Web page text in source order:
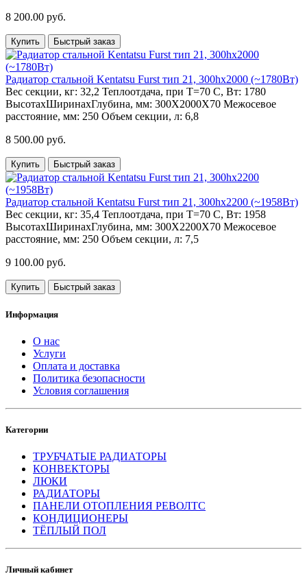
8 200.00 руб.
Купить Быстрый заказ
Радиатор стальной Kentatsu Furst тип 21, 300hх2000 (~1780Вт)
Вес секции, кг: 32,2 Теплоотдача, при Т=70 С, Вт: 1780
ВысотахШиринахГлубина, мм: 300Х2000Х70 Межосевое
расстояние, мм: 250 Объем секции, л: 6,8
8 500.00 руб.
Купить Быстрый заказ
Радиатор стальной Kentatsu Furst тип 21, 300hх2200 (~1958Вт)
Вес секции, кг: 35,4 Теплоотдача, при Т=70 С, Вт: 1958
ВысотахШиринахГлубина, мм: 300Х2200Х70 Межосевое
расстояние, мм: 250 Объем секции, л: 7,5
9 100.00 руб.
Купить Быстрый заказ
Информация
О нас
Услуги
Оплата и доставка
Политика безопасности
Условия соглашения
Категории
ТРУБЧАТЫЕ РАДИАТОРЫ
КОНВЕКТОРЫ
ЛЮКИ
РАДИАТОРЫ
ПАНЕЛИ ОТОПЛЕНИЯ РЕВОЛТС
КОНДИЦИОНЕРЫ
ТЁПЛЫЙ ПОЛ
Личный кабинет